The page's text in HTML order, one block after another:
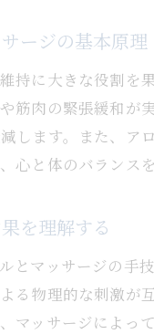
日常
毎日
ア
就寝
健康を支
アロ
肌の
ージの基本原理
持に大きな役割を
筋肉の緊張緩和
します。また、
心と体のバランス
を理解する
とマッサージの手
る物理的な刺激が
マッサージによ